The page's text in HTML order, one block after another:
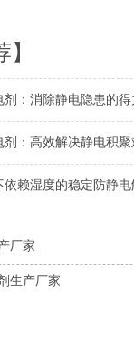
剂：消除静电隐患的
：高效解决静电积聚
赖湿度的稳定防静电
厂家
生产厂家